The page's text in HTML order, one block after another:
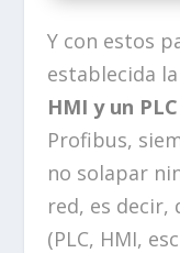
Y con estos
establecida la
HMI y un PLC
Profibus,
no solapar
red, es decir,
(PLC, HMI,